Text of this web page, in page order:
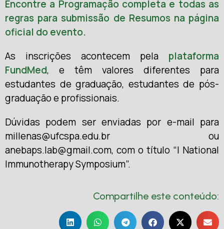
Encontre a Programação completa e todas as
regras para submissão de Resumos na página
oficial do evento.
As inscrições acontecem pela plataforma
FundMed, e têm valores diferentes para
estudantes de graduação, estudantes de pós-
graduação e profissionais.
Dúvidas podem ser enviadas por e-mail para
millenas@ufcspa.edu.br ou
anebaps.lab@gmail.com, com o título “I National
Immunotherapy Symposium”.
Compartilhe este conteúdo: